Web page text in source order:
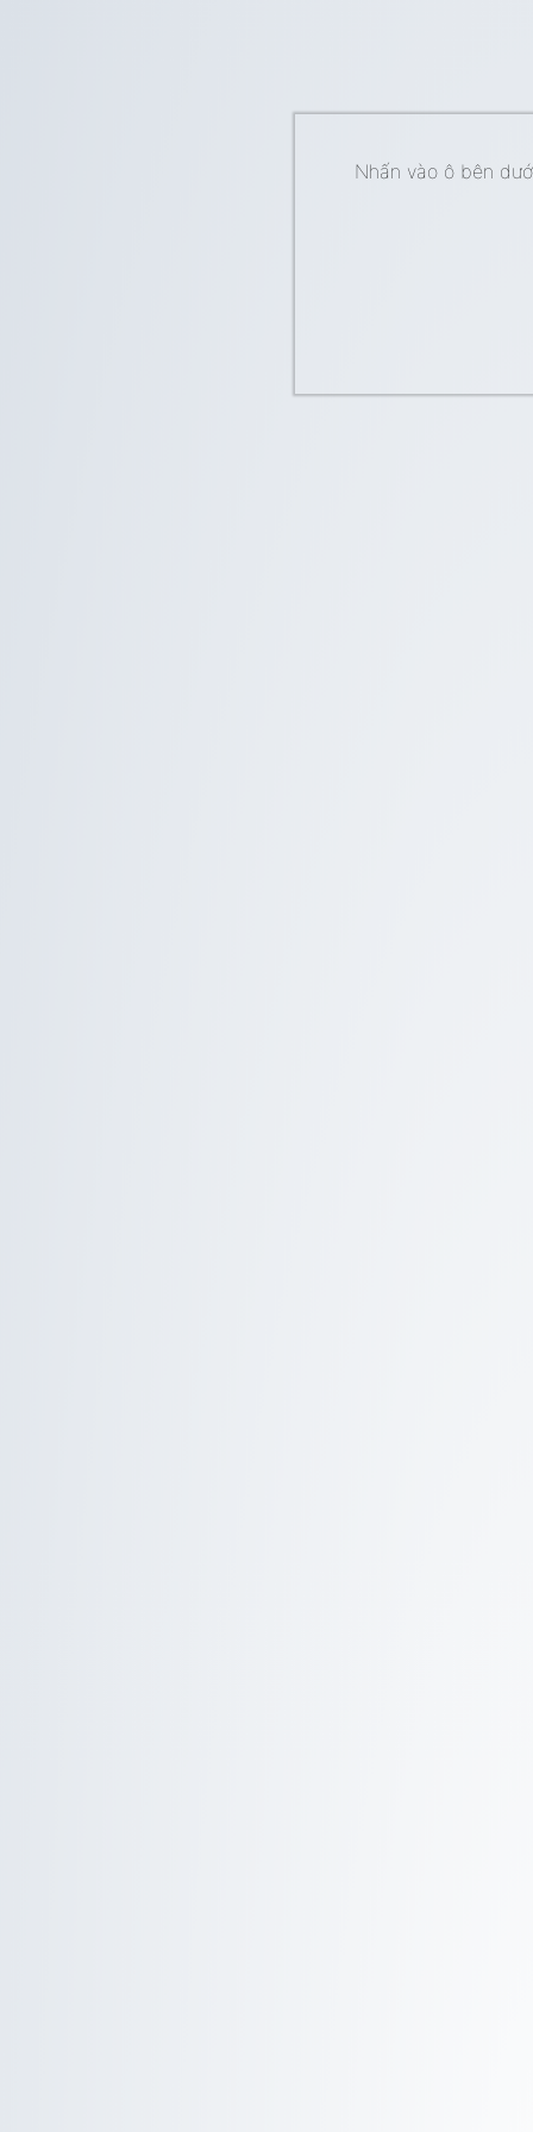
Nhấn vào ô bên